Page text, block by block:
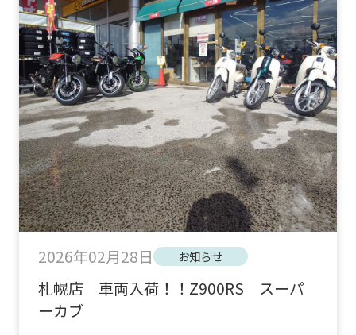
2026年02月28日 お知らせ
札幌店 車両入荷！！Z900RS スーパ
ーカブ